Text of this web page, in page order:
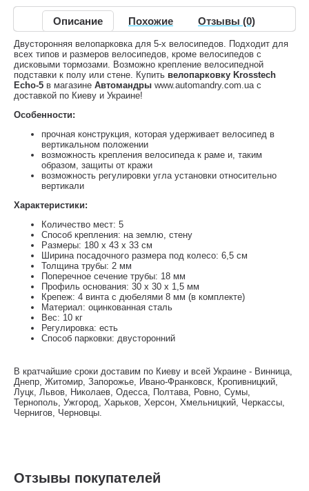
Описание Похожие Отзывы (0)
Двусторонняя велопарковка для 5-х велосипедов. Подходит для
всех типов и размеров велосипедов, кроме велосипедов с
дисковыми тормозами. Возможно крепление велосипедной
подставки к полу или стене. Купить велопарковку Krosstech
Echo-5 в магазине Автомандры www.automandry.com.ua с
доставкой по Киеву и Украине!
Особенности:
прочная конструкция, которая удерживает велосипед в
вертикальном положении
возможность крепления велосипеда к раме и, таким
образом, защиты от кражи
возможность регулировки угла установки относительно
вертикали
Характеристики:
Количество мест: 5
Способ крепления: на землю, стену
Размеры: 180 х 43 х 33 см
Ширина посадочного размера под колесо: 6,5 см
Толщина трубы: 2 мм
Поперечное сечение трубы: 18 мм
Профиль основания: 30 x 30 x 1,5 мм
Крепеж: 4 винта с дюбелями 8 мм (в комплекте)
Материал: оцинкованная сталь
Вес: 10 кг
Регулировка: есть
Способ парковки: двусторонний
В кратчайшие сроки доставим по Киеву и всей Украине - Винница,
Днепр, Житомир, Запорожье, Ивано-Франковск, Кропивницкий,
Луцк, Львов, Николаев, Одесса, Полтава, Ровно, Сумы,
Тернополь, Ужгород, Харьков, Херсон, Хмельницкий, Черкассы,
Чернигов, Черновцы.
Отзывы покупателей